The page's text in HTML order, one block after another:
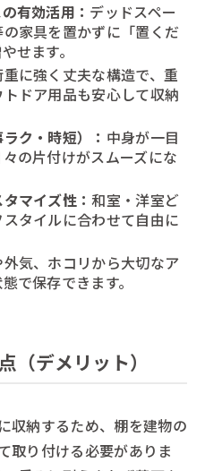
有効活用： デッドスペー
家具を置かずに「置くだ
せます。
重に強く丈夫な構造で、重
ドア用品も安心して収納
ク・時短）： 中身が一目
の片付けがスムーズにな
マイズ性：和室・洋室ど
タイルに合わせて自由に
外気、ホコリから大切なア
で保存できます。
（デメリット）
収納するため、棚を建物の
取り付ける必要がありま